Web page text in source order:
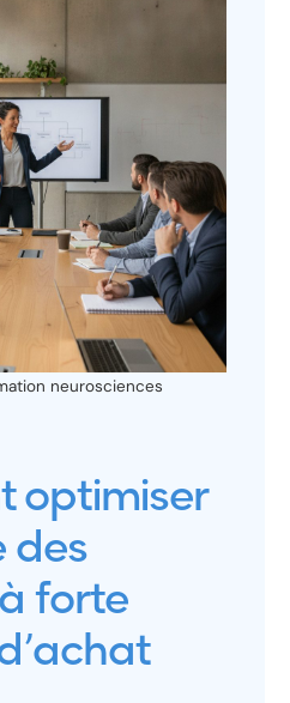
neurosciences
optimiser
des
forte